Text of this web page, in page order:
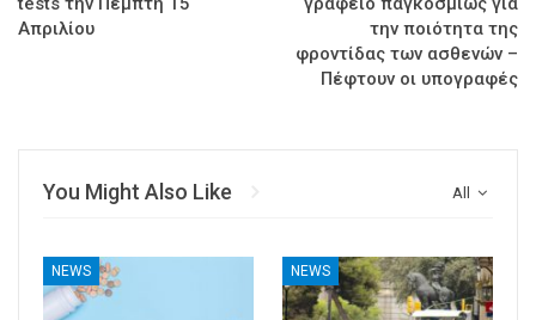
Απριλίου
την ποιότητα της
φροντίδας των ασθενών –
Πέφτουν οι υπογραφές
All
You Might Also Like
NEWS NEWS